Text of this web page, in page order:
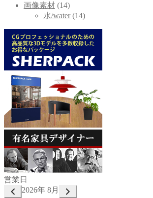
画像素材 (14)
水/water (14)
営業日
2026年 8月